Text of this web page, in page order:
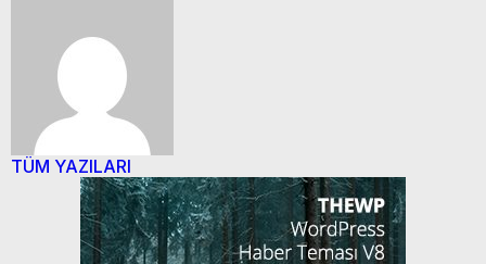
TÜM YAZILARI